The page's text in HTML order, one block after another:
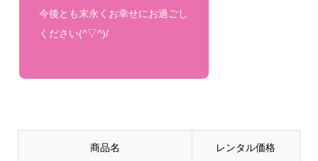
今後とも末永くお幸せにお過ごし
ください(^▽^)/
商品名 レンタル価格